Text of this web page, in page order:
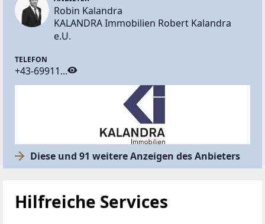
Robin Kalandra
KALANDRA Immobilien Robert Kalandra
e.U.
TELEFON
+43-69911...
Diese und 91 weitere Anzeigen des Anbieters
Hilfreiche Services